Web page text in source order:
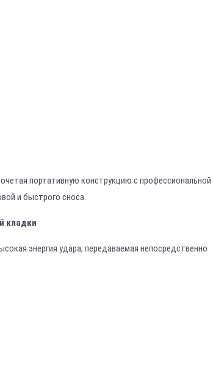
портативную конструкцию с профессиональной
и быстрого сноса.
кладки
энергия удара, передаваемая непосредственно